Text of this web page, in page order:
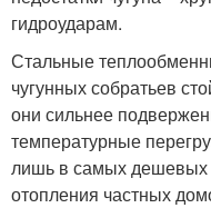
гидроударам.
Стальные
чугунных собратьев
они сильнее
температурные
лишь в самых дешевых
отопления частных